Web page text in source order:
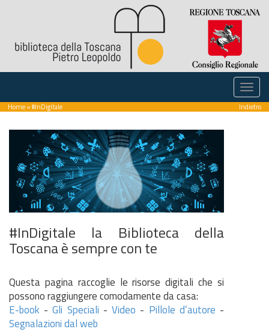
Home» #InDigitale Indietro
#InDigitale la Biblioteca della
Toscana è sempre con te
Questa pagina raccoglie le risorse digitali che si
possono raggiungere comodamente da casa:
E-book -Gli Speciali -Video - Pillole d’autore -
Segnalazioni dal web